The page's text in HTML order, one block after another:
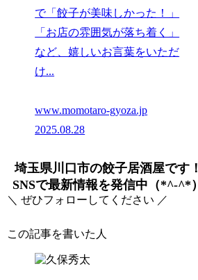
で「餃子が美味しかった！」
「お店の雰囲気が落ち着く」
など、嬉しいお言葉をいただ
け...
www.momotaro-gyoza.jp
2025.08.28
埼玉県川口市の餃子居酒屋です！
SNSで最新情報を発信中（*^-^*）
＼ ぜひフォローしてください ／
この記事を書いた人